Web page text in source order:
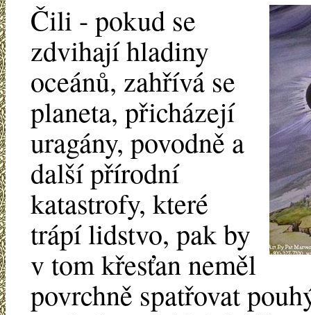
Čili - pokud se
zdvihají hladiny
oceánů, zahřívá se
planeta, přicházejí
uragány, povodně a
další přírodní
katastrofy, které
trápí lidstvo, pak by
v tom křesťan neměl
povrchně spatřovat